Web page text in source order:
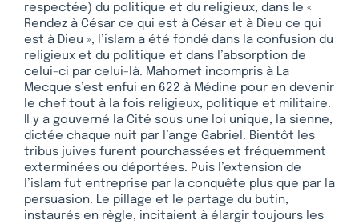
respectée) du politique et du religieux, dans le «
Rendez à César ce qui est à César et à Dieu ce qui
est à Dieu », l’islam a été fondé dans la confusion du
religieux et du politique et dans l’absorption de
celui-ci par celui-là. Mahomet incompris à La
Mecque s’est enfui en 622 à Médine pour en devenir
le chef tout à la fois religieux, politique et militaire.
Il y a gouverné la Cité sous une loi unique, la sienne,
dictée chaque nuit par l’ange Gabriel. Bientôt les
tribus juives furent pourchassées et fréquemment
exterminées ou déportées. Puis l’extension de
l’islam fut entreprise par la conquête plus que par la
persuasion. Le pillage et le partage du butin,
instaurés en règle, incitaient à élargir toujours les